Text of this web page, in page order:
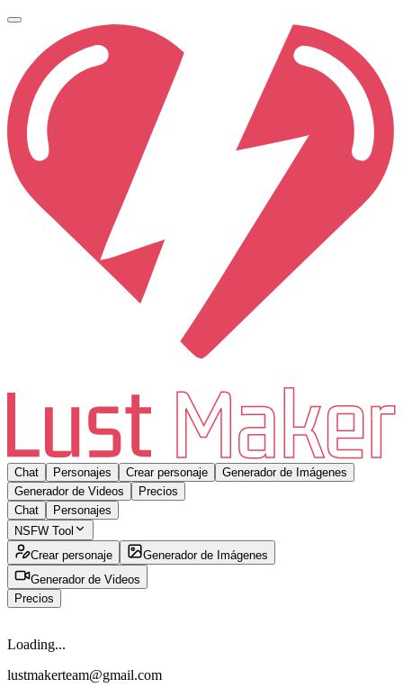
Chat Personajes Crear personaje
Generador de Imágenes
Generador de Videos
Precios
Chat
Personajes
NSFW Tool
Crear personaje
Generador de Imágenes
Generador de Videos
Precios
Loading...
lustmakerteam@gmail.com